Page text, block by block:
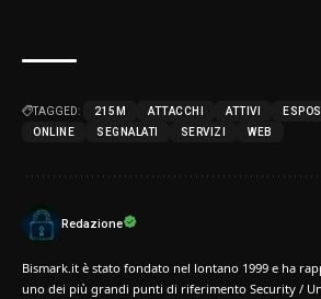
TAGGED: 215M ATTACCHI ATTIVI
ONLINE
SEGNALATI SERVIZI WEB
Redazione
Bismark.it è stato fondato nel lontano 1999 e ha
uno dei più grandi punti di riferimento Security /